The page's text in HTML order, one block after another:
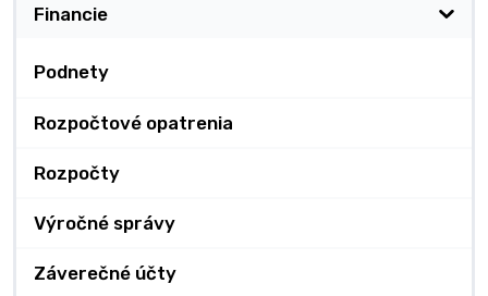
Financie
Podnety
Rozpočtové opatrenia
Rozpočty
Výročné správy
Záverečné účty